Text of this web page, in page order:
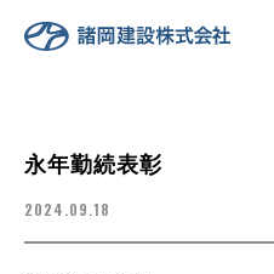
永年勤続表彰
2024.09.18